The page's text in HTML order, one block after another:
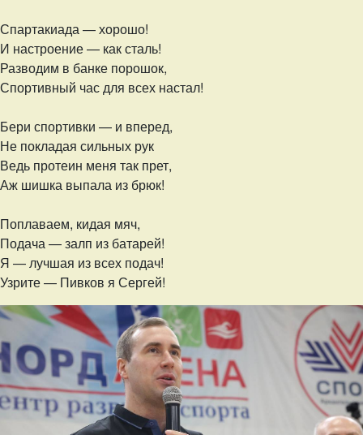
Спартакиада — хорошо!
И настроение — как сталь!
Разводим в банке порошок,
Спортивный час для всех настал!
Бери спортивки — и вперед,
Не покладая сильных рук
Ведь протеин меня так прет,
Аж шишка выпала из брюк!
Поплаваем, кидая мяч,
Подача — залп из батарей!
Я — лучшая из всех подач!
Узрите — Пивков я Сергей!